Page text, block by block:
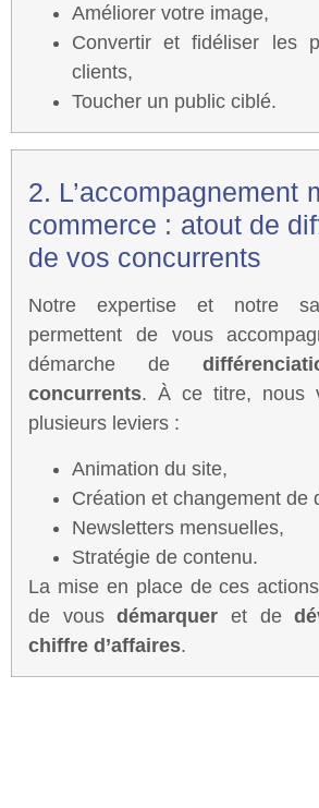
Améliorer votre image,
Convertir et fidéliser les
clients,
Toucher un public ciblé.
2. L’accompagnement
commerce : atout de
de vos concurrents
Notre expertise et notre
permettent de vous
démarche de
concurrents. À ce titre, nous
plusieurs leviers :
Animation du site,
Création et changement de
Newsletters mensuelles,
Stratégie de contenu.
La mise en place de ces
de vousdémarqueret de
chiffre d’affaires.